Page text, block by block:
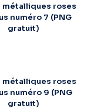
métalliques roses
numéro 7 (PNG
gratuit)
métalliques roses
numéro 9 (PNG
gratuit)